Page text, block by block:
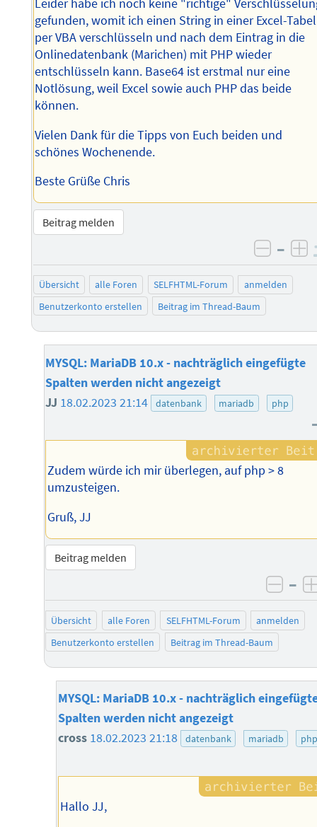
Leider habe ich noch keine "richtige"
gefunden, womit ich einen String in einer Excel-
per VBA verschlüsseln und nach dem Eintrag in die
Onlinedatenbank (Marichen) mit PHP wieder
entschlüsseln kann. Base64 ist erstmal nur eine
Notlösung, weil Excel sowie auch PHP das beide
können.
Vielen Dank für die Tipps von Euch beiden und
schönes Wochenende.
Beste Grüße Chris
Beitrag melden
–
Übersicht alle Foren SELFHTML-Forum
anmelden
Benutzerkonto erstellen
Beitrag im Thread-Baum
MYSQL: MariaDB 10.x - nachträglich eingefügte
Spalten werden nicht angezeigt
JJ 18.02.2023 21:14 datenbank mariadb php
Zudem würde ich mir überlegen, auf php > 8
umzusteigen.
Gruß, JJ
Beitrag melden
–
Übersicht alle Foren SELFHTML-Forum
anmelden
Benutzerkonto erstellen
Beitrag im Thread-Baum
MYSQL: MariaDB 10.x - nachträglich
Spalten werden nicht angezeigt
cross 18.02.2023 21:18 datenbank mariadb
Hallo JJ,